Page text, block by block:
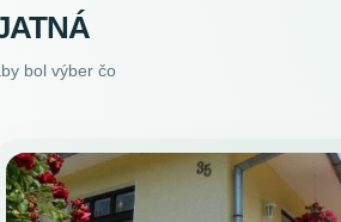
bol výber čo